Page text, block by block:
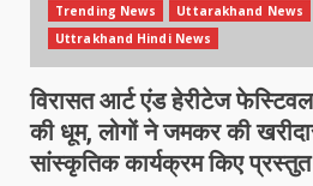
Trending News
Uttarakhand News
Uttrakhand Hindi News
विरासत आर्ट एंड हेरीटेज
की धूम, लोगों ने जमकर की
सांस्कृतिक कार्यक्रम किए